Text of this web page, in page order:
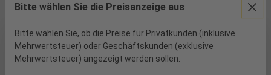
TorqueVario® 13-tlg. mit Werkszertifikat
1 verfügbar
Bitte wählen Sie die Preisanzeige aus
Bitte wählen Sie, ob die Preise für Privatkunden (inklusive
Mehrwertsteuer) oder Geschäftskunden (exklusive
Mehrwertsteuer) angezeigt werden sollen.